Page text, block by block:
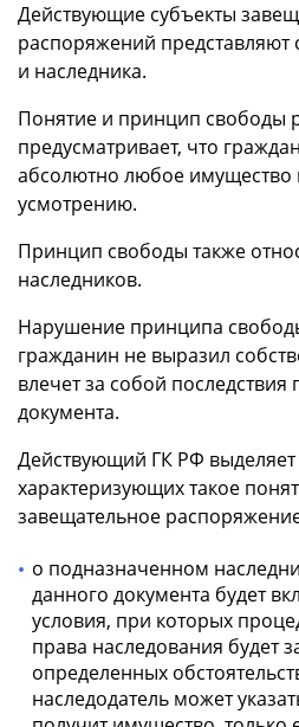
Действующие субъекты
распоряжений представляют
и наследника.
Понятие и принцип свободы
предусматривает, что
абсолютно любое имущество
усмотрению.
Принцип свободы также
наследников.
Нарушение принципа
гражданин не выразил
влечет за собой
документа.
Действующий ГК РФ
характеризующих такое
завещательное
о подназначенном
данного документа будет
условия, при которых
права наследования будет
определенных
наследодатель может